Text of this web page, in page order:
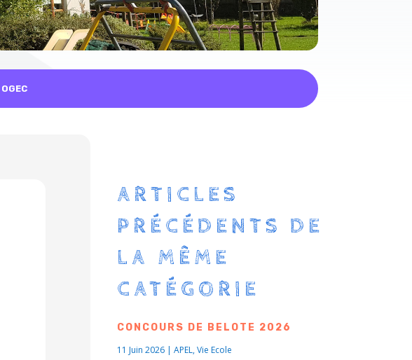
OGEC
ARTICLES
PRÉCÉDENTS DE
LA MÊME
CATÉGORIE
CONCOURS DE BELOTE 2026
11 Juin 2026 |APEL,Vie Ecole